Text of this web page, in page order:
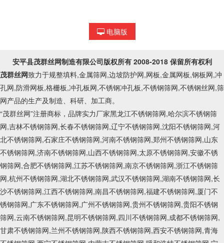
电脑版
安平县茂群丝网制造有限公司版权所有 2008-2018 保留所有权利
茂群丝网致力于规整填料,金属筛网,边坡防护网,网板,金属网板,钢板网,冲
孔网,防滑网板,格栅板,冲孔板网,不锈钢冲孔板,不锈钢筛网,不锈钢丝网,筛
网产品的生产及制造、科研、加工商。
“茂群丝网”注册商标，品牌实力厂家黑龙江不锈钢筛网,哈尔滨不锈钢筛
网,吉林不锈钢筛网,长春不锈钢筛网,辽宁不锈钢筛网,沈阳不锈钢筛网,河
北不锈钢筛网,石家庄不锈钢筛网,河南不锈钢筛网,郑州不锈钢筛网,山东
不锈钢筛网,济南不锈钢筛网,山西不锈钢筛网,太原不锈钢筛网,安徽不锈
钢筛网,合肥不锈钢筛网,江苏不锈钢筛网,南京不锈钢筛网,浙江不锈钢筛
网,杭州不锈钢筛网,湖北不锈钢筛网,武汉不锈钢筛网,湖南不锈钢筛网,长
沙不锈钢筛网,江西不锈钢筛网,南昌不锈钢筛网,福建不锈钢筛网,厦门不
锈钢筛网,广东不锈钢筛网,广州不锈钢筛网,贵州不锈钢筛网,贵阳不锈钢
筛网,云南不锈钢筛网,昆明不锈钢筛网,四川不锈钢筛网,成都不锈钢筛网,
甘肃不锈钢筛网,兰州不锈钢筛网,陕西不锈钢筛网,西安不锈钢筛网,青海